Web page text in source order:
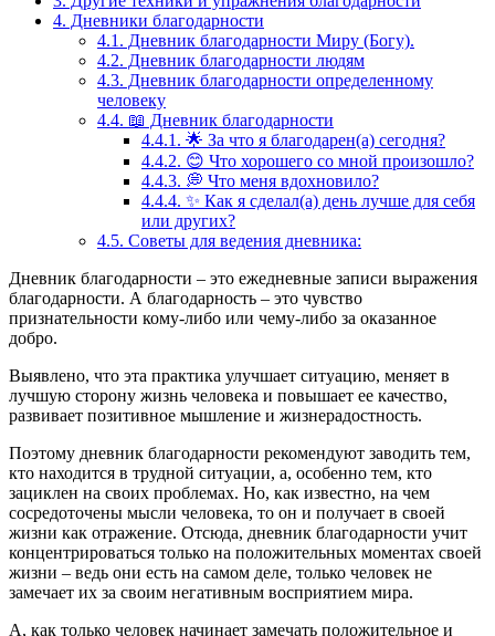
4. Дневники благодарности
4.1. Дневник благодарности Миру (Богу).
4.2. Дневник благодарности людям
4.3. Дневник благодарности определенному
человеку
4.4. 📖 Дневник благодарности
4.4.1. 🌟 За что я благодарен(а) сегодня?
4.4.2. 😊 Что хорошего со мной произошло?
4.4.3. 💭 Что меня вдохновило?
4.4.4. ✨ Как я сделал(а) день лучше для себя
или других?
4.5. Советы для ведения дневника:
Дневник благодарности – это ежедневные записи выражения
благодарности. А благодарность – это чувство
признательности кому-либо или чему-либо за оказанное
добро.
Выявлено, что эта практика улучшает ситуацию, меняет в
лучшую сторону жизнь человека и повышает ее качество,
развивает позитивное мышление и жизнерадостность.
Поэтому дневник благодарности рекомендуют заводить тем,
кто находится в трудной ситуации, а, особенно тем, кто
зациклен на своих проблемах. Но, как известно, на чем
сосредоточены мысли человека, то он и получает в своей
жизни как отражение. Отсюда, дневник благодарности учит
концентрироваться только на положительных моментах своей
жизни – ведь они есть на самом деле, только человек не
замечает их за своим негативным восприятием мира.
А, как только человек начинает замечать положительное и